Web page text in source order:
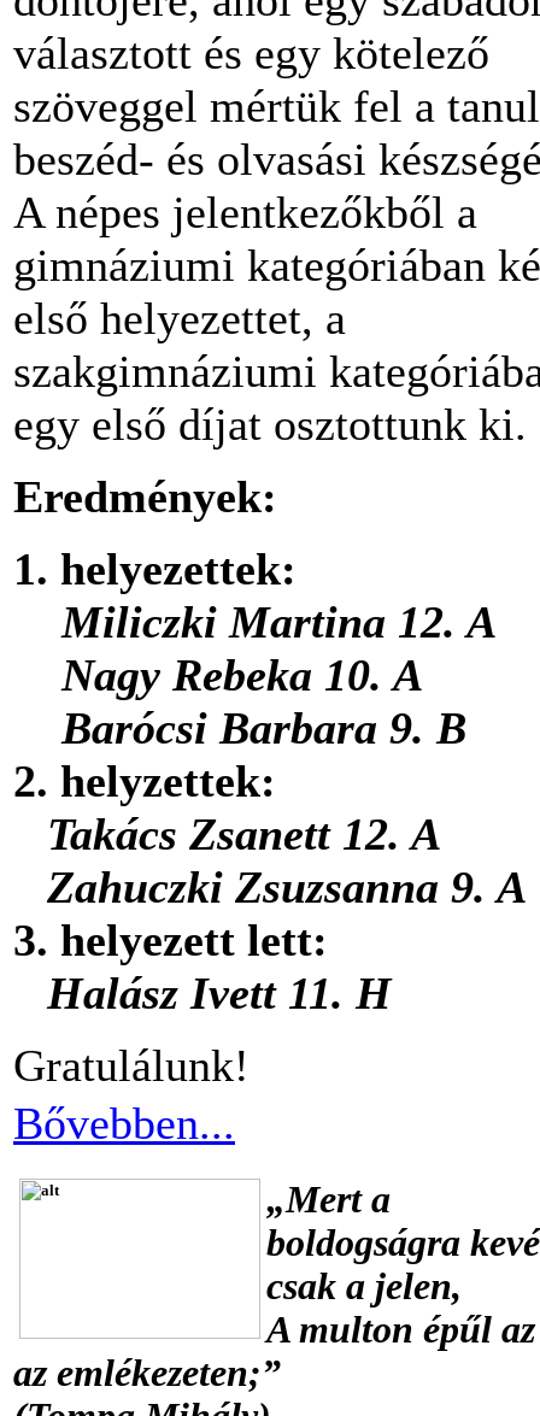
választott és egy kötelező
szöveggel mértük fel a
beszéd- és olvasási
A népes jelentkezőkből a
gimnáziumi kategóriában
első helyezettet, a
szakgimnáziumi
egy első díjat osztottunk ki.
Eredmények:
1. helyezettek:
Miliczki Martina 12. A
Nagy Rebeka 10. A
Barócsi Barbara 9. B
2. helyzettek:
Takács Zsanett 12. A
Zahuczki Zsuzsanna 9. A
3. helyezett lett:
Halász Ivett 11. H
Gratulálunk!
Bővebben...
„Mert a
boldogságra
csak a jelen,
A multon épűl az
az emlékezeten;”